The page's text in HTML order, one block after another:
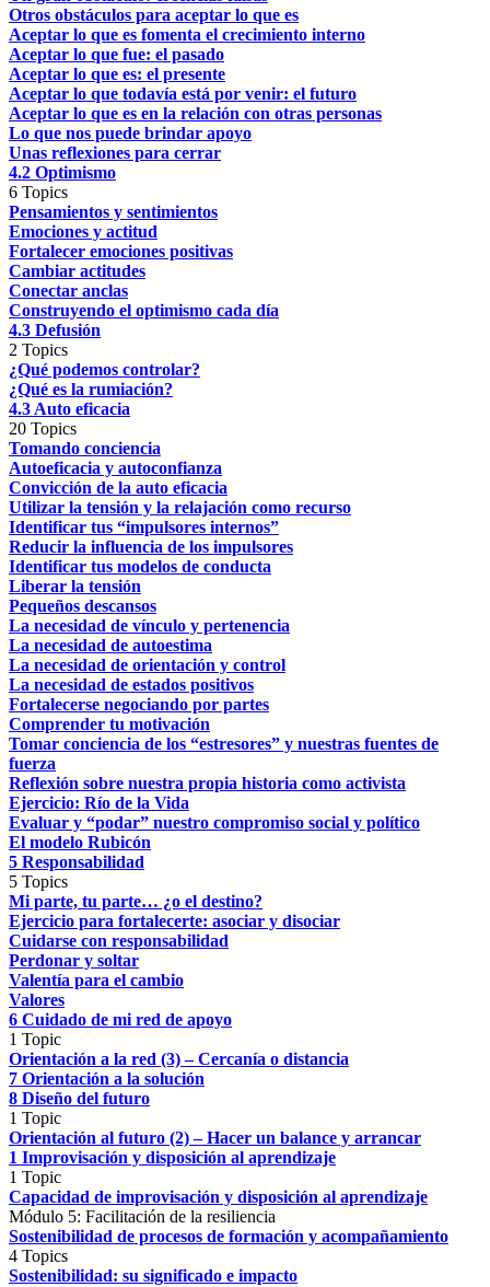
Otros obstáculos para aceptar lo que es
Aceptar lo que es fomenta el crecimiento interno
Aceptar lo que fue: el pasado
Aceptar lo que es: el presente
Aceptar lo que todavía está por venir: el futuro
Aceptar lo que es en la relación con otras personas
Lo que nos puede brindar apoyo
Unas reflexiones para cerrar
4.2 Optimismo
6 Topics
Pensamientos y sentimientos
Emociones y actitud
Fortalecer emociones positivas
Cambiar actitudes
Conectar anclas
Construyendo el optimismo cada día
4.3 Defusión
2 Topics
¿Qué podemos controlar?
¿Qué es la rumiación?
4.3 Auto eficacia
20 Topics
Tomando conciencia
Autoeficacia y autoconfianza
Convicción de la auto eficacia
Utilizar la tensión y la relajación como recurso
Identificar tus “impulsores internos”
Reducir la influencia de los impulsores
Identificar tus modelos de conducta
Liberar la tensión
Pequeños descansos
La necesidad de vínculo y pertenencia
La necesidad de autoestima
La necesidad de orientación y control
La necesidad de estados positivos
Fortalecerse negociando por partes
Comprender tu motivación
Tomar conciencia de los “estresores” y nuestras fuentes de
fuerza
Reflexión sobre nuestra propia historia como activista
Ejercicio: Río de la Vida
Evaluar y “podar” nuestro compromiso social y político
El modelo Rubicón
5 Responsabilidad
5 Topics
Mi parte, tu parte… ¿o el destino?
Ejercicio para fortalecerte: asociar y disociar
Cuidarse con responsabilidad
Perdonar y soltar
Valentía para el cambio
Valores
6 Cuidado de mi red de apoyo
1 Topic
Orientación a la red (3) – Cercanía o distancia
7 Orientación a la solución
8 Diseño del futuro
1 Topic
Orientación al futuro (2) – Hacer un balance y arrancar
1 Improvisación y disposición al aprendizaje
1 Topic
Capacidad de improvisación y disposición al aprendizaje
Módulo 5: Facilitación de la resiliencia
Sostenibilidad de procesos de formación y acompañamiento
4 Topics
Sostenibilidad: su significado e impacto